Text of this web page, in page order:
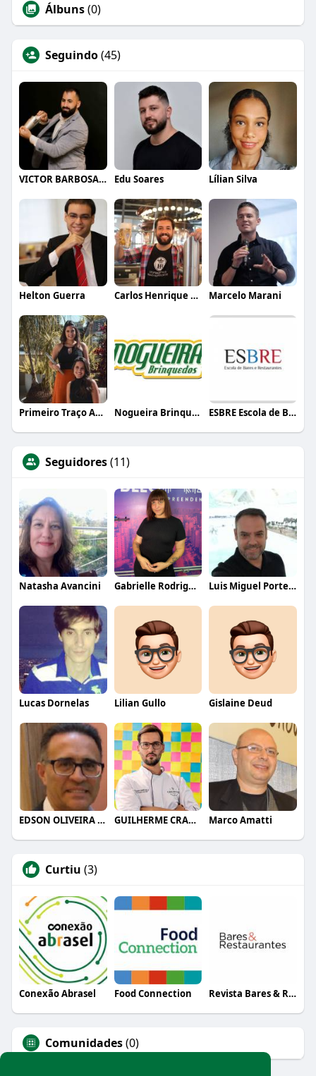
Álbuns(0)
Seguindo(45)
VICTOR BARBOSA QUARANTA Edu Soares Lílian Silva
Helton Guerra Carlos Henrique de Faria Vasconcelos Marcelo Marani
Primeiro Traço Arquitetura Nogueira Brinquedos ESBRE Escola de Bares e Restaurantes
Seguidores(11)
Natasha Avancini Gabrielle Rodrigues Luis Miguel Portela
Lucas Dornelas Lilian Gullo Gislaine Deud
EDSON OLIVEIRA MACIEL GUILHERME CRAMER BALLE Marco Amatti
Curtiu (3)
Conexão Abrasel Food Connection Revista Bares & Restaurantes
Comunidades(0)